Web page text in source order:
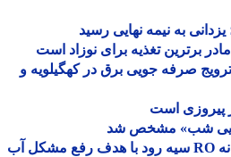
به نیمه نهایی رسید
تغذیه برای نوزاد است
صرفه جویی برق در کهگیلویه و
است
شب» مشخص شد
استقرار تجهیزات تصفیه خانه RO سیه رود با هدف رفع مشکل آب